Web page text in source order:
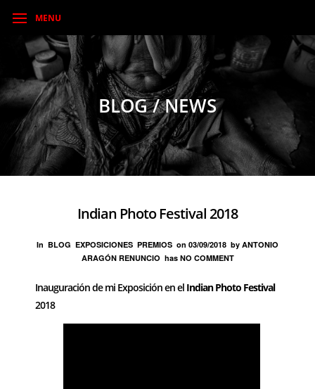
MENU
BLOG / NEWS
Indian Photo Festival 2018
In BLOG EXPOSICIONES PREMIOS on 03/09/2018 by ANTONIO
ARAGÓN RENUNCIO has NO COMMENT
Inauguración de mi Exposición en el Indian Photo Festival
2018